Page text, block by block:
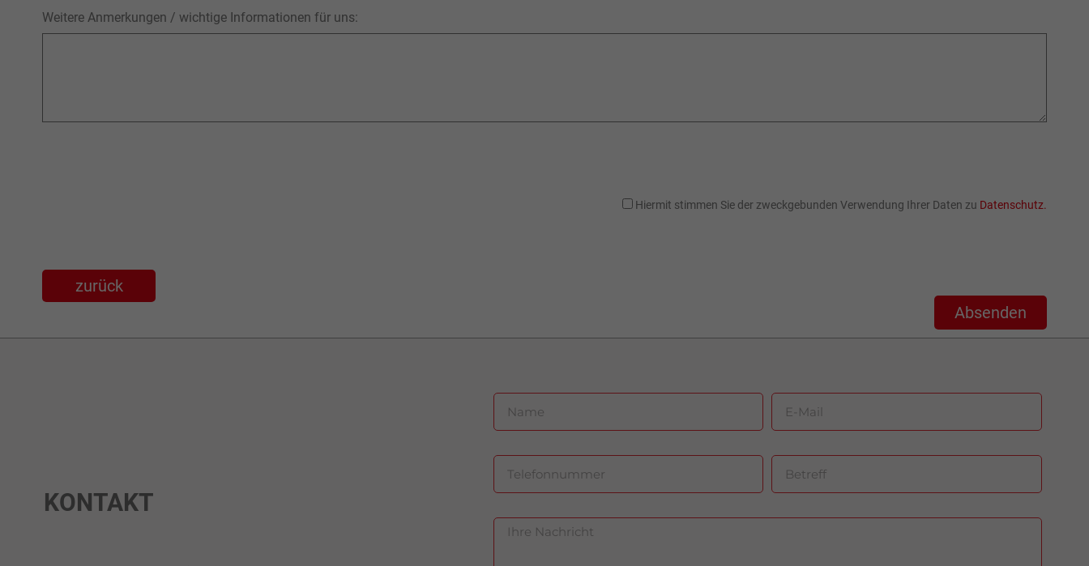
Weitere Anmerkungen / wichtige Informationen für uns:
Hiermit stimmen Sie der zweckgebunden Verwendung Ihrer Daten zu Datenschutz.
zurück
KONTAKT